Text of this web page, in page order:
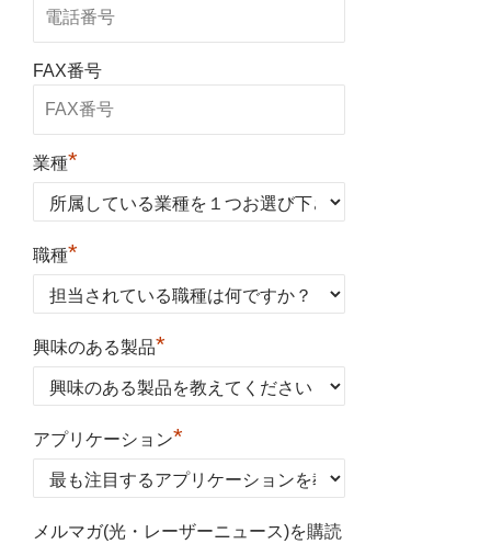
FAX番号
業種*
職種*
興味のある製品*
アプリケーション*
メルマガ(光・レーザーニュース)を購読